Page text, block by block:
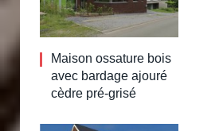
Maison ossature bois
avec bardage ajouré
cèdre pré-grisé